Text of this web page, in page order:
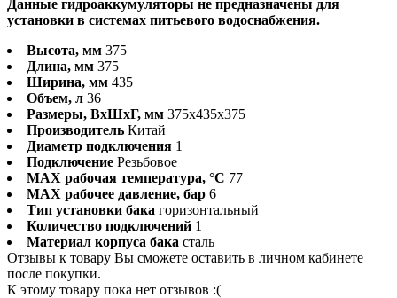
Данные гидроаккумуляторы не предназначены для
установки в системах питьевого водоснабжения.
Высота, мм 375
Длина, мм 375
Ширина, мм 435
Объем, л 36
Размеры, ВхШхГ, мм 375x435x375
Производитель Китай
Диаметр подключения 1
Подключение Резьбовое
MAX рабочая температура, °C 77
MAX рабочее давление, бар 6
Тип установки бака горизонтальный
Количество подключений 1
Материал корпуса бака сталь
Отзывы к товару Вы сможете оставить в личном кабинете
после покупки.
К этому товару пока нет отзывов :(